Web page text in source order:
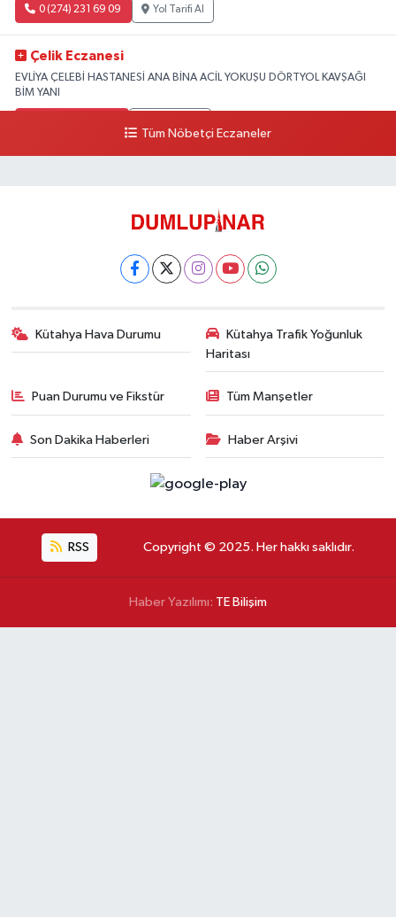
0 (274) 231 69 09 Yol Tarifi Al
Çelik Eczanesi
EVLİYA ÇELEBİ HASTANESİ ANA BİNA ACİL YOKUŞU DÖRTYOL KAVŞAĞI
BİM YANI
Tüm Nöbetçi Eczaneler
Kütahya Hava Durumu
Kütahya Trafik Yoğunluk
Haritası
Puan Durumu ve Fikstür Tüm Manşetler
Son Dakika Haberleri Haber Arşivi
RSS Copyright © 2025. Her hakkı saklıdır.
Haber Yazılımı: TE Bilişim